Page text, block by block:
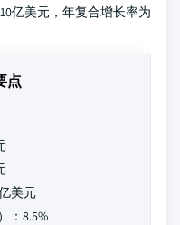
亿美元，年复合增长率为
点
美元
：8.5%